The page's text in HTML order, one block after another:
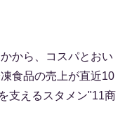
から、コスパとおい
食品の売上が直近10
支えるスタメン"11商